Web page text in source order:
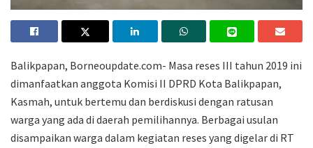
Balikpapan, Borneoupdate.com- Masa reses III tahun 2019 ini
dimanfaatkan anggota Komisi II DPRD Kota Balikpapan,
Kasmah, untuk bertemu dan berdiskusi dengan ratusan
warga yang ada di daerah pemilihannya. Berbagai usulan
disampaikan warga dalam kegiatan reses yang digelar di RT